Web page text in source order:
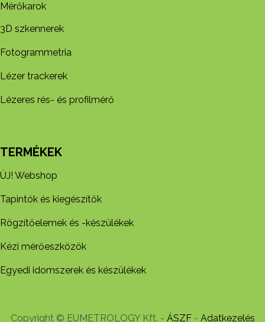
Mérőkarok
3D szkennerek
Fotogrammetria
Lézer trackerek
Lézeres rés- és profilmérő
TERMÉKEK
ÚJ! Webshop
Tapintók és kiegészítők
Rögzítőelemek és -készül​ékek
Kézi mérőeszközök
Egyedi idomszerek és készülékek
Copyright © EUMETROLOGY Kft. - ÁSZF- Adatkezelés